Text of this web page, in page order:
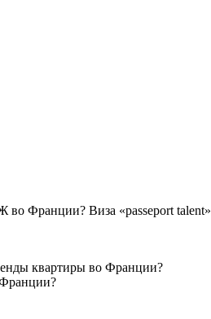
Франции? Виза «passeport talent»
квартиры во Франции?